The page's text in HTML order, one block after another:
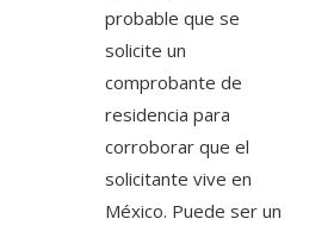
probable que se
solicite un
comprobante de
residencia para
corroborar que el
solicitante vive en
México. Puede ser un